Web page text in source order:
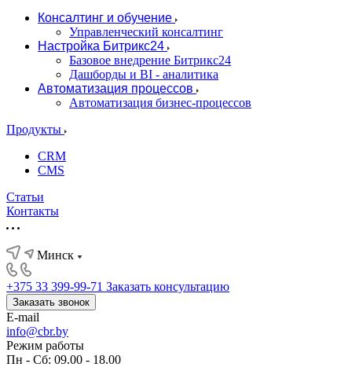
Консалтинг и обучение
Управленческий консалтинг
Настройка Битрикс24
Базовое внедрение Битрикс24
Дашборды и BI - аналитика
Автоматизация процессов
Автоматизация бизнес-процессов
Продукты
CRM
CMS
Статьи
Контакты
Минск
+375 33 399-99-71 Заказать консультацию
Заказать звонок
E-mail
info@cbr.by
Режим работы
Пн - Сб: 09.00 - 18.00